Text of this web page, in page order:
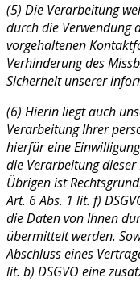
(5) Die Verarbeitung
durch die Verwendung
vorgehaltenen
Verhinderung des
Sicherheit unserer
(6) Hierin liegt auch
Verarbeitung Ihrer
hierfür eine
die Verarbeitung dieser
Übrigen ist
Art. 6 Abs. 1 lit. f)
die Daten von Ihnen
übermittelt werden.
Abschluss eines
lit. b) DSGVO eine